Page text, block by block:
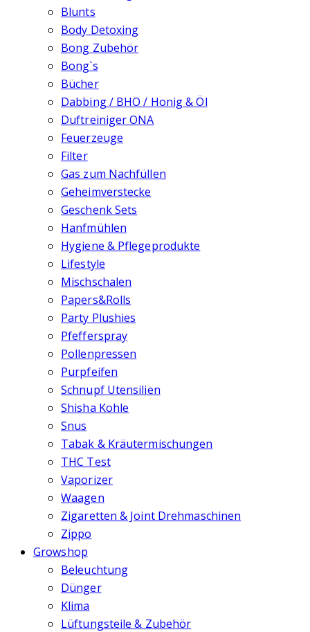
Blunts
Body Detoxing
Bong Zubehör
Bong`s
Bücher
Dabbing / BHO / Honig & Öl
Duftreiniger ONA
Feuerzeuge
Filter
Gas zum Nachfüllen
Geheimverstecke
Geschenk Sets
Hanfmühlen
Hygiene & Pflegeprodukte
Lifestyle
Mischschalen
Papers&Rolls
Party Plushies
Pfefferspray
Pollenpressen
Purpfeifen
Schnupf Utensilien
Shisha Kohle
Snus
Tabak & Kräutermischungen
THC Test
Vaporizer
Waagen
Zigaretten & Joint Drehmaschinen
Zippo
Growshop
Beleuchtung
Dünger
Klima
Lüftungsteile & Zubehör